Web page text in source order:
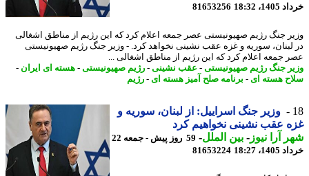
18:32
81653256
جنگ رژیم صهیونیستی عصر جمعه اعلام کرد که این رژیم از مناطق اشغالی
سوریه و غزه عقب نشینی نخواهد کرد. - وزیر جنگ رژیم صهیونیستی
جمعه اعلام کرد که این رژیم از مناطق اشغالی ...
جنگ رژیم صهیونیستی-عقب نشینی-رژیم صهیونیستی-هسته ای ایران -
هسته ای- برنامه صلح آمیز هسته ای- رژیم
وزیر جنگ اسراییل: از لبنان، سوریه و
عقب نشینی نخواهیم کرد
آرا نیوز-بین الملل-
59 روز پیش - جمعه 22
18:27
81653224